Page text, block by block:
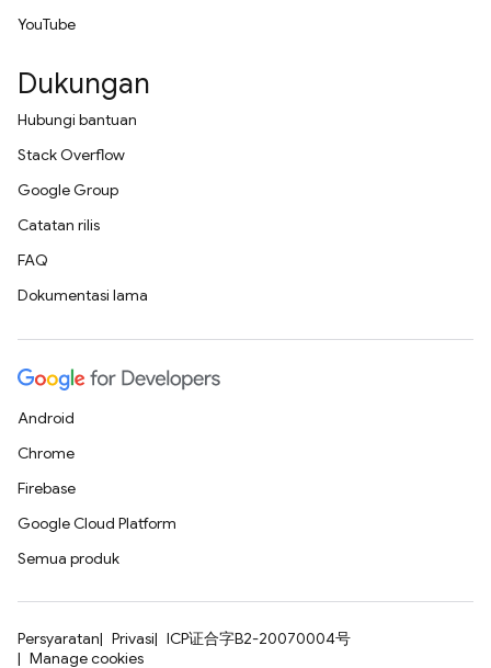
YouTube
Dukungan
Hubungi bantuan
Stack Overflow
Google Group
Catatan rilis
FAQ
Dokumentasi lama
Android
Chrome
Firebase
Google Cloud Platform
Semua produk
Persyaratan Privasi
ICP证合字B2-20070004号
Manage cookies